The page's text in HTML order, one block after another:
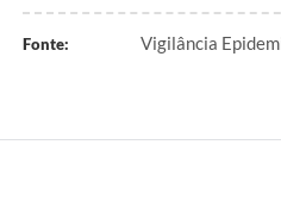
Fonte: Vigilância